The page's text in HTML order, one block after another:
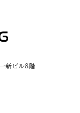
ビル８階